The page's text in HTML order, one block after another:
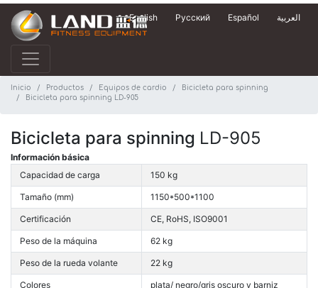
English Русский Español العربية
Inicio Productos Equipos de cardio
Bicicleta para spinning
Bicicleta para spinning LD-905
Bicicleta para spinning LD-905
Información básica
Capacidad de carga
150 kg
Tamaño (mm) 1150*500*1100
Certificación CE, RoHS, ISO9001
Peso de la máquina 62 kg
Peso de la rueda volante 22 kg
Colores plata/ negro/gris oscuro y barniz